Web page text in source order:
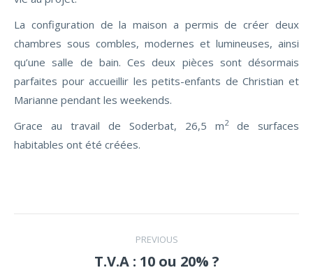
La configuration de la maison a permis de créer deux
chambres sous combles, modernes et lumineuses, ainsi
qu’une salle de bain. Ces deux pièces sont désormais
parfaites pour accueillir les petits-enfants de Christian et
Marianne pendant les weekends.
Grace au travail de Soderbat, 26,5 m2de surfaces
habitables ont été créées.
PREVIOUS
Previous
T.V.A : 10 ou 20% ?